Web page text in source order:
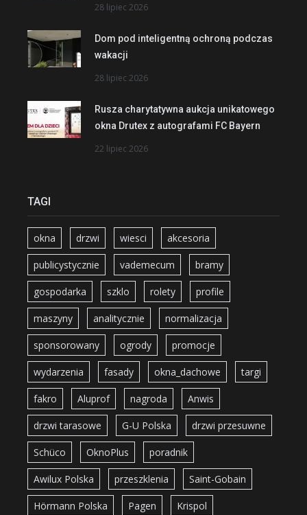
28 lipiec 2026
Dom pod inteligentną ochroną podczas
wakacji
28 lipiec 2026
Rusza charytatywna aukcja unikatowego
okna Drutex z autografami FC Bayern
22 lipiec 2026
TAGI
okna drzwi wiesci akcesoria
publicystycznie vademecum bramy
gospodarka szklo rolety profile
maszyny analitycznie normalizacja
sponsorowany ogrody promocje
wydarzenia fasady okna_dachowe targi
fakro Aluprof nagroda Anwis
drzwi tarasowe G-U Polska drzwi przesuwne
Schüco OknoPlus poradnik
Awilux Polska przeszklenia Saint-Gobain
Hörmann Polska Pagen Krispol